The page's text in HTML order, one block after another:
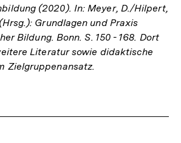
(2020). In: Meyer, D./Hilpert,
Grundlagen und Praxis
Bildung. Bonn. S. 150 - 168. Dort
Literatur sowie didaktische
Zielgruppenansatz.